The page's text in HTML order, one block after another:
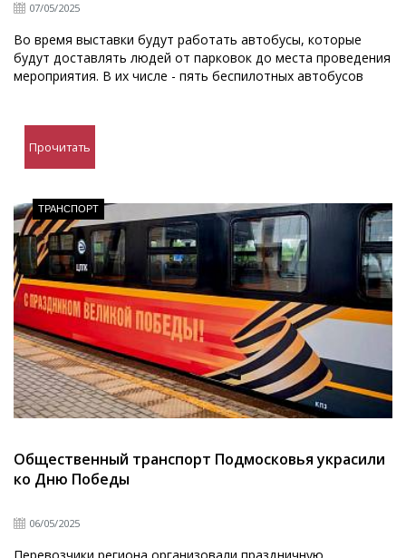
07/05/2025
Во время выставки будут работать автобусы, которые
будут доставлять людей от парковок до места проведения
мероприятия. В их числе - пять беспилотных автобусов
Прочитать
ТРАНСПОРТ
Общественный транспорт Подмосковья украсили
ко Дню Победы
06/05/2025